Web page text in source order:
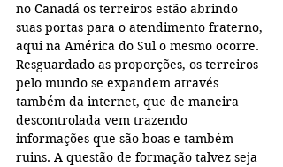
no Canadá os terreiros estão abrindo
suas portas para o atendimento fraterno,
aqui na América do Sul o mesmo ocorre.
Resguardado as proporções, os terreiros
pelo mundo se expandem através
também da internet, que de maneira
descontrolada vem trazendo
informações que são boas e também
ruins. A questão de formação talvez seja